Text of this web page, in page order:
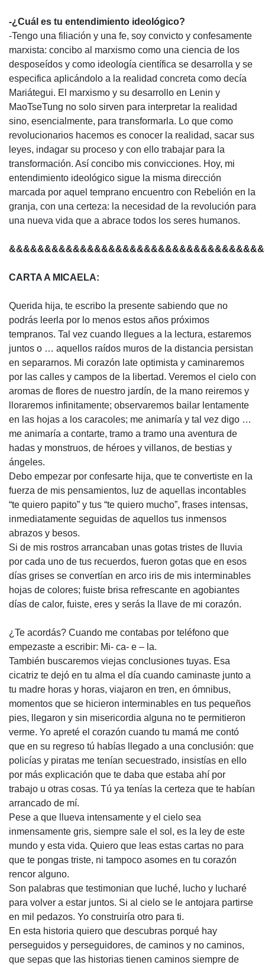
-¿Cuál es tu entendimiento ideológico?
-Tengo una filiación y una fe, soy convicto y confesamente
marxista: concibo al marxismo como una ciencia de los
desposeídos y como ideología científica se desarrolla y se
especifica aplicándolo a la realidad concreta como decía
Mariátegui. El marxismo y su desarrollo en Lenin y
MaoTseTung no solo sirven para interpretar la realidad
sino, esencialmente, para transformarla. Lo que como
revolucionarios hacemos es conocer la realidad, sacar sus
leyes, indagar su proceso y con ello trabajar para la
transformación. Así concibo mis convicciones. Hoy, mi
entendimiento ideológico sigue la misma dirección
marcada por aquel temprano encuentro con Rebelión en la
granja, con una certeza: la necesidad de la revolución para
una nueva vida que a abrace todos los seres humanos.
CARTA A MICAELA:
Querida hija, te escribo la presente sabiendo que no
podrás leerla por lo menos estos años próximos
tempranos. Tal vez cuando llegues a la lectura, estaremos
juntos o … aquellos raídos muros de la distancia persistan
en separarnos. Mi corazón late optimista y caminaremos
por las calles y campos de la libertad. Veremos el cielo con
aromas de flores de nuestro jardín, de la mano reiremos y
lloraremos infinitamente; observaremos bailar lentamente
en las hojas a los caracoles; me animaría y tal vez digo …
me animaría a contarte, tramo a tramo una aventura de
hadas y monstruos, de héroes y villanos, de bestias y
ángeles.
Debo empezar por confesarte hija, que te convertiste en la
fuerza de mis pensamientos, luz de aquellas incontables
“te quiero papito” y tus “te quiero mucho”, frases intensas,
inmediatamente seguidas de aquellos tus inmensos
abrazos y besos.
Si de mis rostros arrancaban unas gotas tristes de lluvia
por cada uno de tus recuerdos, fueron gotas que en esos
días grises se convertían en arco iris de mis interminables
hojas de colores; fuiste brisa refrescante en agobiantes
días de calor, fuiste, eres y serás la llave de mi corazón.
¿Te acordás? Cuando me contabas por teléfono que
empezaste a escribir: Mi- ca- e – la.
También buscaremos viejas conclusiones tuyas. Esa
cicatriz te dejó en tu alma el día cuando caminaste junto a
tu madre horas y horas, viajaron en tren, en ómnibus,
momentos que se hicieron interminables en tus pequeños
pies, llegaron y sin misericordia alguna no te permitieron
verme. Yo apreté el corazón cuando tu mamá me contó
que en su regreso tú habías llegado a una conclusión: que
policías y piratas me tenían secuestrado, insistías en ello
por más explicación que te daba que estaba ahí por
trabajo u otras cosas. Tú ya tenías la certeza que te habían
arrancado de mí.
Pese a que llueva intensamente y el cielo sea
inmensamente gris, siempre sale el sol, es la ley de este
mundo y esta vida. Quiero que leas estas cartas no para
que te pongas triste, ni tampoco asomes en tu corazón
rencor alguno.
Son palabras que testimonian que luché, lucho y lucharé
para volver a estar juntos. Si al cielo se le antojara partirse
en mil pedazos. Yo construiría otro para ti.
En esta historia quiero que descubras porqué hay
perseguidos y perseguidores, de caminos y no caminos,
que sepas que las historias tienen caminos siempre de